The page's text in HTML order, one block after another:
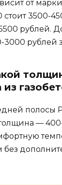
от
3500-
рублей.
3000 рублей
полосы
—